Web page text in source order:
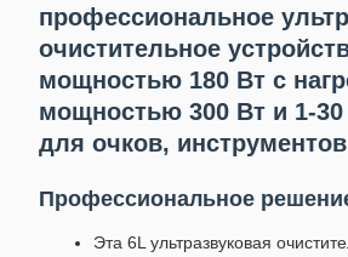
профессиональное
очистительное
мощностью 180 Вт с
мощностью 300 Вт и 1-
для очков,
Профессиональное
Эта 6L ультразвуковая